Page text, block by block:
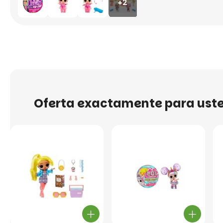
+2
Oferta exactamente para